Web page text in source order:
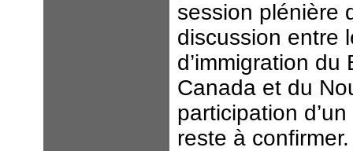
session plénière
discussion entre
d’immigration
Canada et du
participation
reste à